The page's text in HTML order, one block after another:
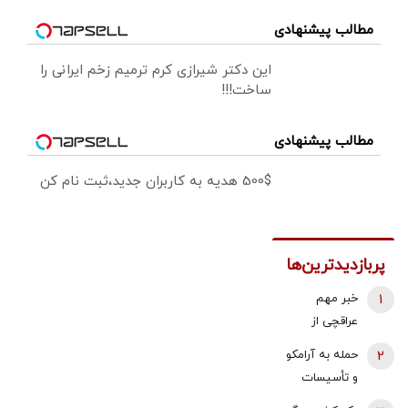
مطالب پیشنهادی
این دکتر شیرازی کرم ترمیم زخم ایرانی را
ساخت!!!
مطالب پیشنهادی
500$ هدیه به کاربران جدید،ثبت نام کن
پربازدیدترین‌ها
خبر مهم
عراقچی از
نیروهای نظامی
1
حمله به آرامکو
و تأسیسات
2